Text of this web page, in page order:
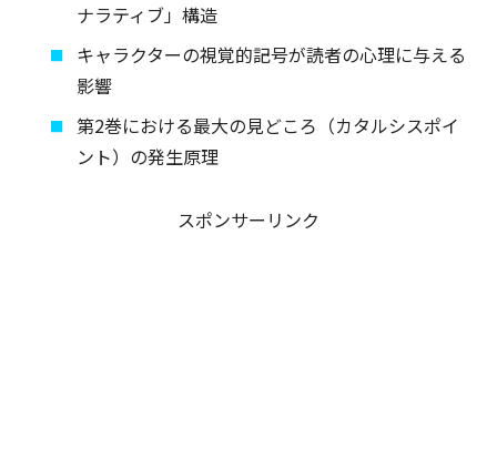
ナラティブ」構造
キャラクターの視覚的記号が読者の心理に与える
影響
第2巻における最大の見どころ（カタルシスポイ
ント）の発生原理
スポンサーリンク